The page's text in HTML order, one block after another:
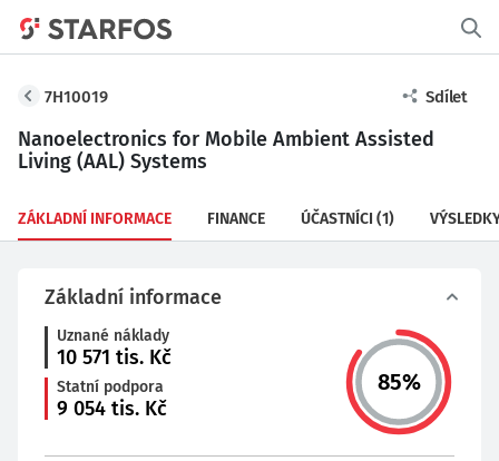
7H10019 Sdílet
Nanoelectronics for Mobile Ambient Assisted
Living (AAL) Systems
ZÁKLADNÍ INFORMACE FINANCE ÚČASTNÍCI (1)
Základní informace
Uznané náklady
10 571 tis. Kč
Statní podpora
9 054 tis. Kč
85%